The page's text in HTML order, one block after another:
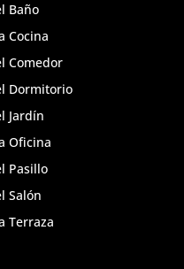
Baño
Cocina
Comedor
Dormitorio
Jardín
Oficina
Pasillo
Salón
Terraza